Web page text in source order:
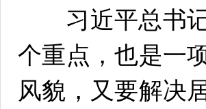
习近平总书记
个重点，也是一
风貌，又要解决